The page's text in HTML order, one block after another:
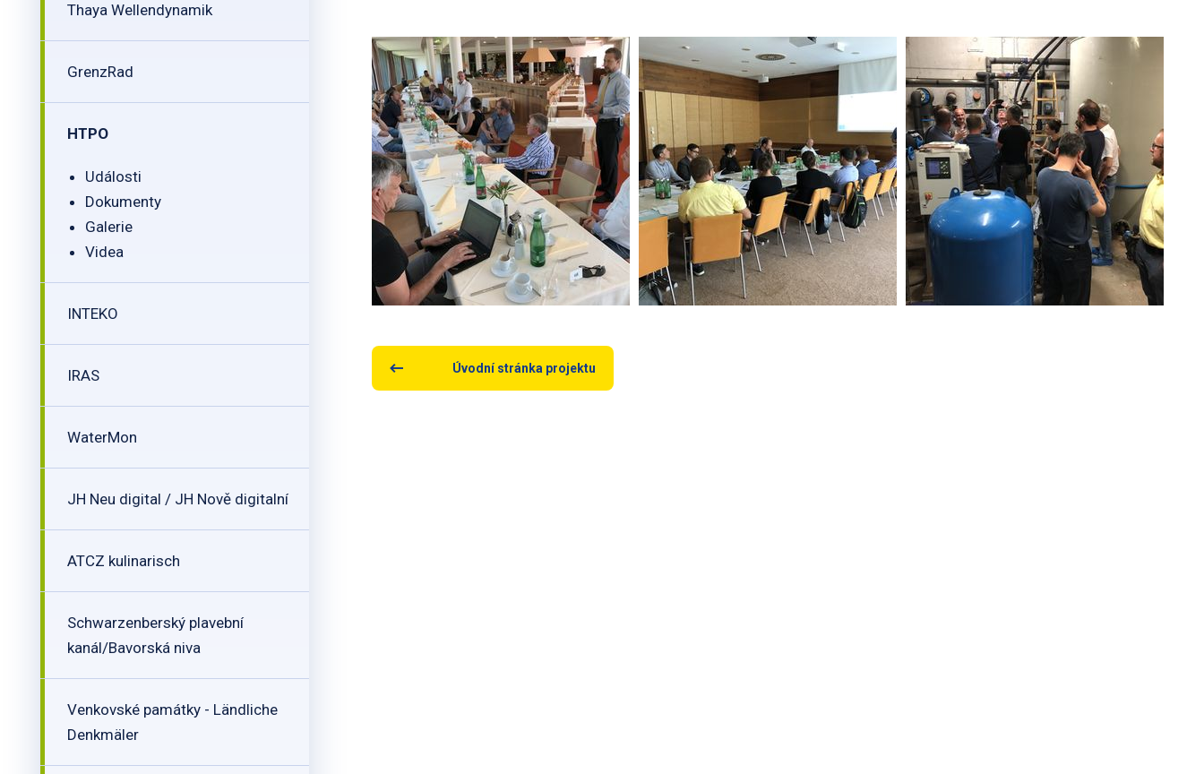
Thaya Wellendynamik
GrenzRad
HTPO
Události
Dokumenty
Galerie
Videa
INTEKO
IRAS
WaterMon
JH Neu digital / JH Nově digitalní
ATCZ kulinarisch
Schwarzenberský plavební
kanál/Bavorská niva
Venkovské památky - Ländliche
Denkmäler
Úvodní stránka projektu